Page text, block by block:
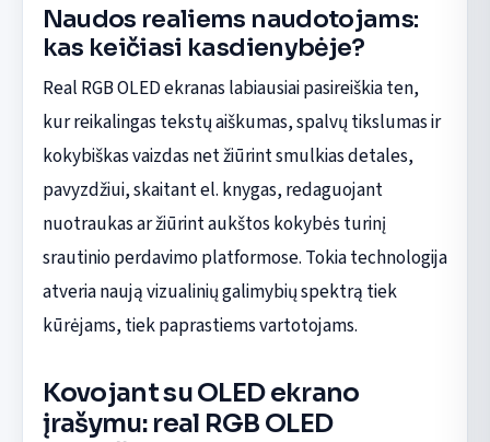
Naudos realiems naudotojams:
kas keičiasi kasdienybėje?
Real RGB OLED ekranas labiausiai pasireiškia ten,
kur reikalingas tekstų aiškumas, spalvų tikslumas ir
kokybiškas vaizdas net žiūrint smulkias detales,
pavyzdžiui, skaitant el. knygas, redaguojant
nuotraukas ar žiūrint aukštos kokybės turinį
srautinio perdavimo platformose. Tokia technologija
atveria naują vizualinių galimybių spektrą tiek
kūrėjams, tiek paprastiems vartotojams.
Kovojant su OLED ekrano
įrašymu: real RGB OLED